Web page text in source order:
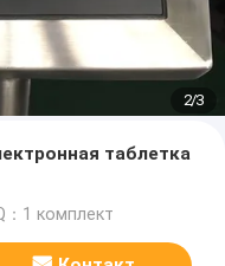
2/3
таблетка
：1 комплект